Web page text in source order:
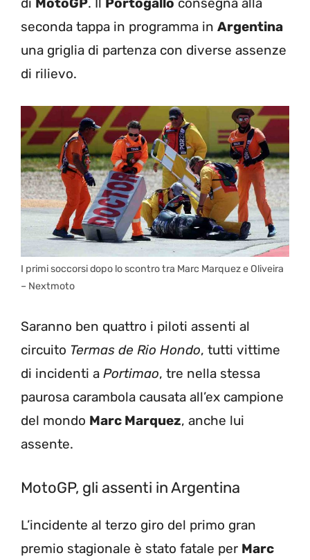
seconda tappa in programma in Argentina
una griglia di partenza con diverse assenze
di rilievo.
I primi soccorsi dopo lo scontro tra Marc Marquez e Oliveira
– Nextmoto
Saranno ben quattro i piloti assenti al
circuito Termas de Rio Hondo, tutti vittime
di incidenti a Portimao, tre nella stessa
paurosa carambola causata all’ex campione
del mondo Marc Marquez, anche lui
assente.
MotoGP, gli assenti in Argentina
L’incidente al terzo giro del primo gran
premio stagionale è stato fatale per Marc